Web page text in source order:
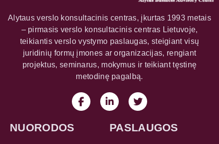
Alytaus verslo konsultacinis centras, įkurtas 1993 metais
– pirmasis verslo konsultacinis centras Lietuvoje,
teikiantis verslo vystymo paslaugas, steigiant visų
juridinių formų įmones ar organizacijas, rengiant
projektus, seminarus, mokymus ir teikiant tęstinę
metodinę pagalbą.
NUORODOS PASLAUGOS